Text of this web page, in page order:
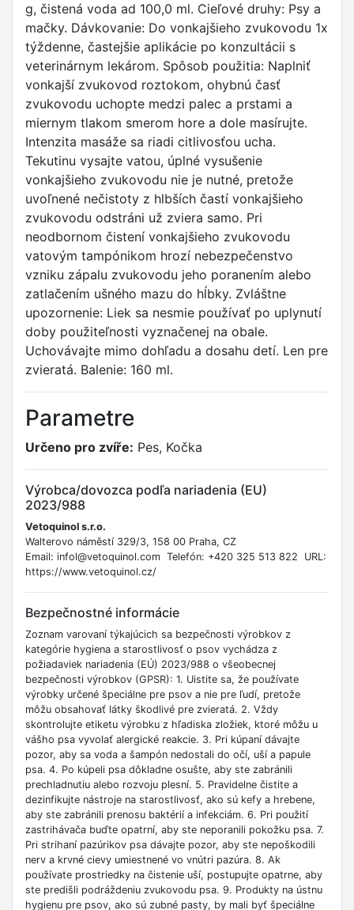
g, čistená voda ad 100,0 ml. Cieľové druhy: Psy a
mačky. Dávkovanie: Do vonkajšieho zvukovodu 1x
týždenne, častejšie aplikácie po konzultácii s
veterinárnym lekárom. Spôsob použitia: Naplniť
vonkajší zvukovod roztokom, ohybnú časť
zvukovodu uchopte medzi palec a prstami a
miernym tlakom smerom hore a dole masírujte.
Intenzita masáže sa riadi citlivosťou ucha.
Tekutinu vysajte vatou, úplné vysušenie
vonkajšieho zvukovodu nie je nutné, pretože
uvoľnené nečistoty z hlbších častí vonkajšieho
zvukovodu odstráni už zviera samo. Pri
neodbornom čistení vonkajšieho zvukovodu
vatovým tampónikom hrozí nebezpečenstvo
vzniku zápalu zvukovodu jeho poranením alebo
zatlačením ušného mazu do hĺbky. Zvláštne
upozornenie: Liek sa nesmie používať po uplynutí
doby použiteľnosti vyznačenej na obale.
Uchovávajte mimo dohľadu a dosahu detí. Len pre
zvieratá. Balenie: 160 ml.
Parametre
Určeno pro zvíře: Pes, Kočka
Výrobca/dovozca podľa nariadenia (EU)
2023/988
Vetoquinol s.r.o.
Walterovo náměstí 329/3, 158 00 Praha, CZ
Email: infol@vetoquinol.com Telefón: +420 325 513 822 URL:
https://www.vetoquinol.cz/
Bezpečnostné informácie
Zoznam varovaní týkajúcich sa bezpečnosti výrobkov z
kategórie hygiena a starostlivosť o psov vychádza z
požiadaviek nariadenia (EÚ) 2023/988 o všeobecnej
bezpečnosti výrobkov (GPSR): 1. Uistite sa, že používate
výrobky určené špeciálne pre psov a nie pre ľudí, pretože
môžu obsahovať látky škodlivé pre zvieratá. 2. Vždy
skontrolujte etiketu výrobku z hľadiska zložiek, ktoré môžu u
vášho psa vyvolať alergické reakcie. 3. Pri kúpaní dávajte
pozor, aby sa voda a šampón nedostali do očí, uší a papule
psa. 4. Po kúpeli psa dôkladne osušte, aby ste zabránili
prechladnutiu alebo rozvoju plesní. 5. Pravidelne čistite a
dezinfikujte nástroje na starostlivosť, ako sú kefy a hrebene,
aby ste zabránili prenosu baktérií a infekciám. 6. Pri použití
zastrihávača buďte opatrní, aby ste neporanili pokožku psa. 7.
Pri strihaní pazúrikov psa dávajte pozor, aby ste nepoškodili
nerv a krvné cievy umiestnené vo vnútri pazúra. 8. Ak
používate prostriedky na čistenie uší, postupujte opatrne, aby
ste predišli podráždeniu zvukovodu psa. 9. Produkty na ústnu
hygienu pre psov, ako sú zubné pasty, by mali byť špeciálne